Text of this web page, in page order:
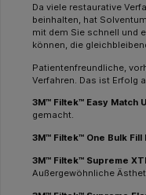
Da viele restaurative
beinhalten, hat
mit dem Sie schnell und
können, die
Patientenfreundliche,
Verfahren. Das ist Erfolg
3M™ Filtek™ Easy Match
gemacht.
3M™ Filtek™ One Bulk
3M™ Filtek™ Supreme
Außergewöhnliche